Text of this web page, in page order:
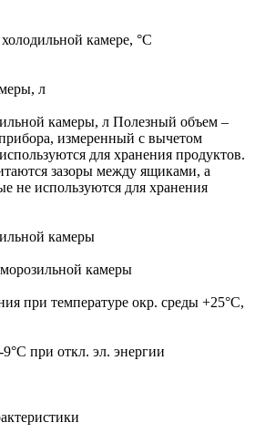
камере, °С
л
камеры, л Полезный объем –
измеренный с вычетом
для хранения продуктов.
зазоры между ящиками, а
не используются для хранения
камеры
камеры
при температуре окр. среды +25°С,
при откл. эл. энергии